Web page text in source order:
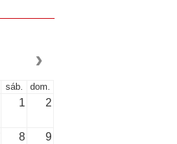
sáb. dom.
1 2
8 9